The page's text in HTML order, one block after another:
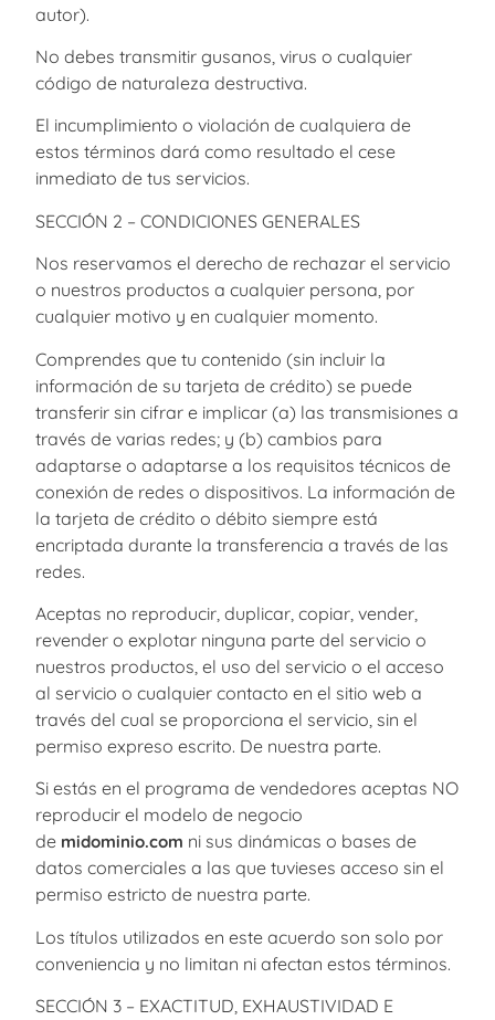
autor).
No debes transmitir gusanos, virus o cualquier
código de naturaleza destructiva.
El incumplimiento o violación de cualquiera de
estos términos dará como resultado el cese
inmediato de tus servicios.
SECCIÓN 2 – CONDICIONES GENERALES
Nos reservamos el derecho de rechazar el servicio
o nuestros productos a cualquier persona, por
cualquier motivo y en cualquier momento.
Comprendes que tu contenido (sin incluir la
información de su tarjeta de crédito) se puede
transferir sin cifrar e implicar (a) las transmisiones a
través de varias redes; y (b) cambios para
adaptarse o adaptarse a los requisitos técnicos de
conexión de redes o dispositivos. La información de
la tarjeta de crédito o débito siempre está
encriptada durante la transferencia a través de las
redes.
Aceptas no reproducir, duplicar, copiar, vender,
revender o explotar ninguna parte del servicio o
nuestros productos, el uso del servicio o el acceso
al servicio o cualquier contacto en el sitio web a
través del cual se proporciona el servicio, sin el
permiso expreso escrito. De nuestra parte.
Si estás en el programa de vendedores aceptas NO
reproducir el modelo de negocio
de midominio.com ni sus dinámicas o bases de
datos comerciales a las que tuvieses acceso sin el
permiso estricto de nuestra parte.
Los títulos utilizados en este acuerdo son solo por
conveniencia y no limitan ni afectan estos términos.
SECCIÓN 3 – EXACTITUD, EXHAUSTIVIDAD E